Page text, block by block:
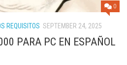
0
REQUISITOS SEPTEMBER 24, 2025
PARA PC EN ESPAÑOL